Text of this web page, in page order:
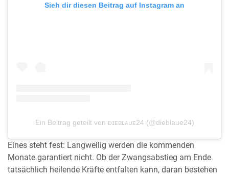
Sieh dir diesen Beitrag auf Instagram an
Ein Beitrag geteilt von ᴅɪᴇʙʟᴀᴜᴇ24 (@dieblaue24)
Eines steht fest: Langweilig werden die kommenden
Monate garantiert nicht. Ob der Zwangsabstieg am Ende
tatsächlich heilende Kräfte entfalten kann, daran bestehen